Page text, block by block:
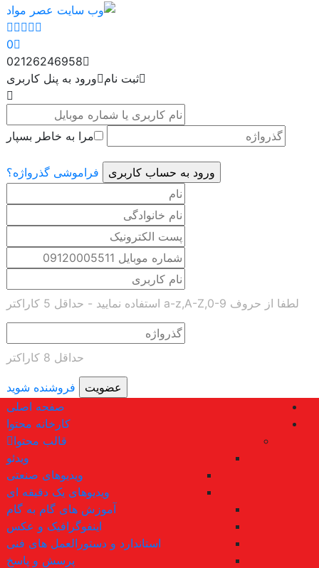
0
02126246958
ثبت نام ورود به پنل کاربری
مرا به خاطر بسپار
فراموشی گذرواژه؟
لطفا از حروف a-z,A-Z,0-9 استفاده نمایید - حداقل 5 کاراکتر
حداقل 8 کاراکتر
فروشنده شوید
صفحه اصلی
کارخانه محتوا
قالب محتوا
ویدئو
ویدیوهای صنعتی
ویدیوهای یک دقیقه ای
آموزش های گام به گام
اینفوگرافیک و عکس
استاندارد و دستورالعمل های فنی
پرسش و پاسخ